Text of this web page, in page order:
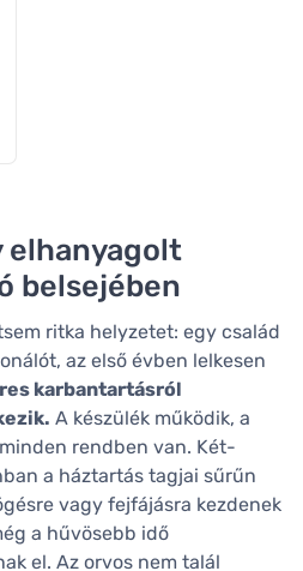
elhanyagolt
belsejében
ritka helyzetet: egy család
az első évben lelkesen
karbantartásról
A készülék működik, a
rendben van. Két-
a háztartás tagjai sűrűn
vagy fejfájásra kezdenek
a hűvösebb idő
el. Az orvos nem talál